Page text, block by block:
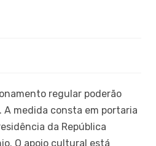
regular poderão
medida consta em portaria
da República
O apoio cultural está